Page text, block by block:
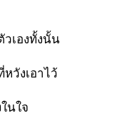
เองทั้งนั้น
วังเอาไว้
นใจ